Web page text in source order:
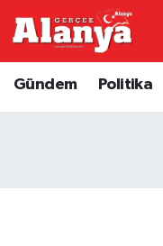
Gündem Politika
Genel
Trafik Durumu